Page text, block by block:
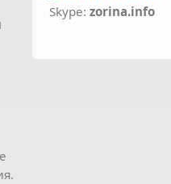
Skype: zorina.info